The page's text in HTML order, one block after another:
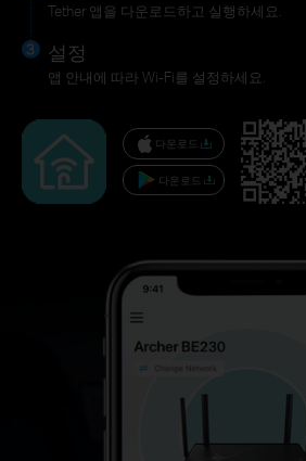
Tether 앱을 다운로드하고 실행하세요.
설정
앱 안내에 따라 Wi-Fi를 설정하세요.
다운로드
다운로드